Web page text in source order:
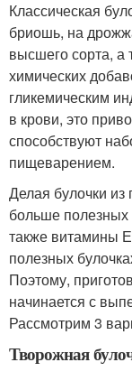
Классическая
бриошь, на
высшего сорта, а
химических
гликемическим
в крови, это
способствуют
пищеварением.
Делая булочки из
больше полезных
также витамины
полезных
Поэтому,
начинается с
Рассмотрим 3
Творожная